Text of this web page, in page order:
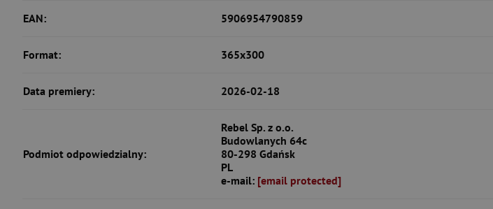
EAN: 5906954790859
Format: 365x300
Data premiery: 2026-02-18
Podmiot odpowiedzialny:
Rebel Sp. z o.o.
Budowlanych 64c
80-298 Gdańsk
PL
e-mail: [email protected]